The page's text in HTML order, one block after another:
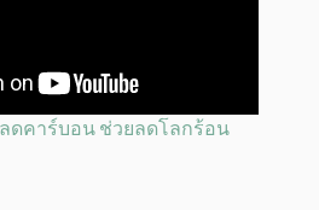
ดคาร์บอน ช่วยลดโลกร้อน